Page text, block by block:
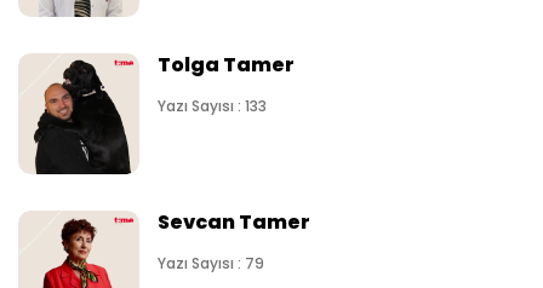
Tolga Tamer
Yazı Sayısı : 133
Sevcan Tamer
Yazı Sayısı : 79